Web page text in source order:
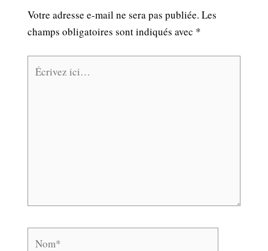
Votre adresse e-mail ne sera pas publiée. Les
champs obligatoires sont indiqués avec *
ici…